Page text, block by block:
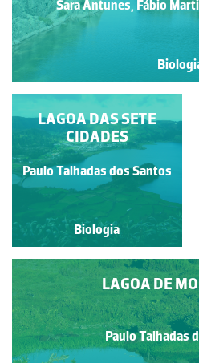
Sara Antunes, Fábio
LAGOA DO FOGO
Paulo Talhadas dos Santos
Biologia
LAGOA DAS SETE
CIDADES
Paulo Talhadas dos Santos
Biologia
LAGOA DE
Paulo Talhadas